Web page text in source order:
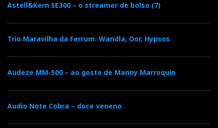
Astell&Kern SE300 – o streamer de bolso (7)
Trio Maravilha da Ferrum: Wandla, Oor, Hypsos
Audeze MM-500 – ao gosto de Manny Marroquin
Audio Note Cobra – doce veneno